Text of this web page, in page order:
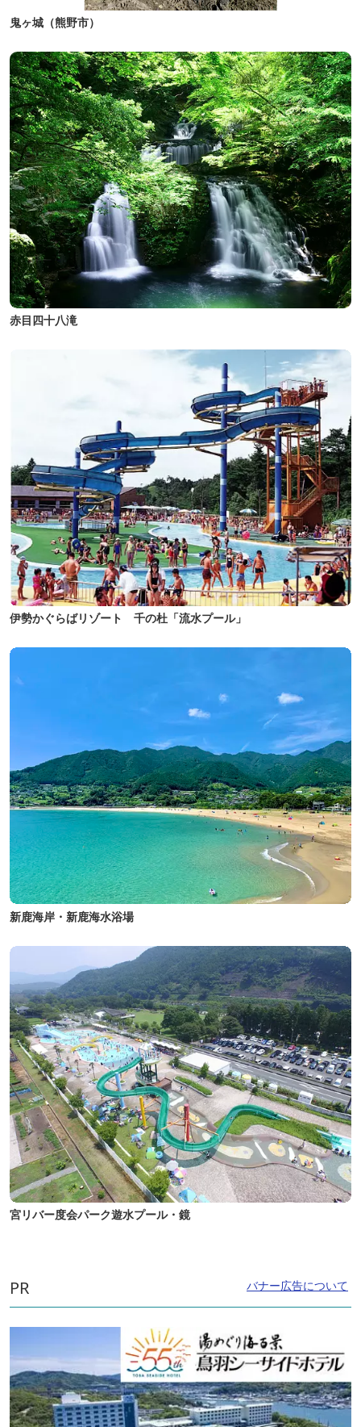
鬼ヶ城（熊野市）
赤目四十八滝
伊勢かぐらばリゾート 千の杜「流水プール」
新鹿海岸・新鹿海水浴場
宮リバー度会パーク遊水プール・鏡
PR バナー広告について